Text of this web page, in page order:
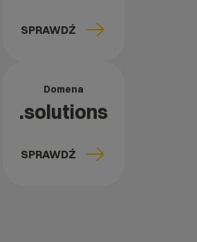
SPRAWDŹ
Domena
.solutions
SPRAWDŹ